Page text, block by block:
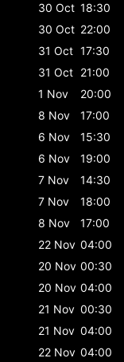
30 Oct 18:30
30 Oct 22:00
31 Oct 17:30
31 Oct 21:00
1 Nov
20:00
8 Nov
17:00
6 Nov
15:30
6 Nov
19:00
7 Nov
14:30
7 Nov
18:00
8 Nov
17:00
22 Nov 04:00
20 Nov 00:30
20 Nov 04:00
21 Nov 00:30
21 Nov 04:00
22 Nov 04:00